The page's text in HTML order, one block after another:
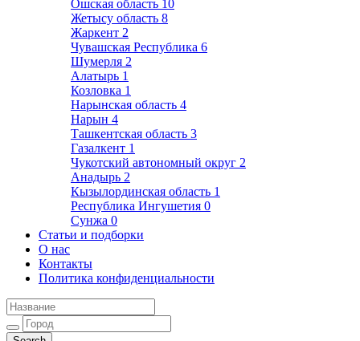
Ошская область 10
Жетысу область 8
Жаркент 2
Чувашская Республика 6
Шумерля 2
Алатырь 1
Козловка 1
Нарынская область 4
Нарын 4
Ташкентская область 3
Газалкент 1
Чукотский автономный округ 2
Анадырь 2
Кызылординская область 1
Республика Ингушетия 0
Сунжа 0
Статьи и подборки
О нас
Контакты
Политика конфиденциальности